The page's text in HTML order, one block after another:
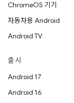
ChromeOS 기기
자동차용 Android
Android TV
출시
Android 17
Android 16